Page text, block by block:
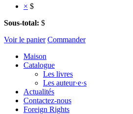
× $
Sous-total: $
Voir le panier Commander
Maison
Catalogue
Les livres
Les auteur·e·s
Actualités
Contactez-nous
Foreign Rights